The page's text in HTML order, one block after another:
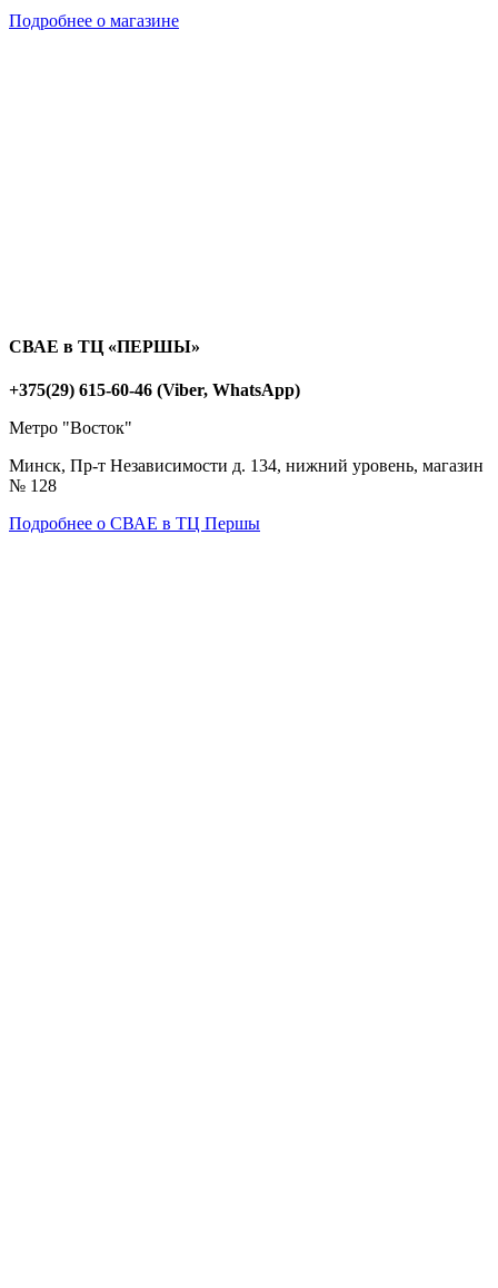
Подробнее о магазине
СВАЕ в ТЦ «ПЕРШЫ»
+375(29) 615-60-46 (Viber, WhatsApp)
Метро "Восток"
Минск, Пр-т Независимости д. 134, нижний уровень, магазин
№ 128
Подробнее о СВАЕ в ТЦ Першы